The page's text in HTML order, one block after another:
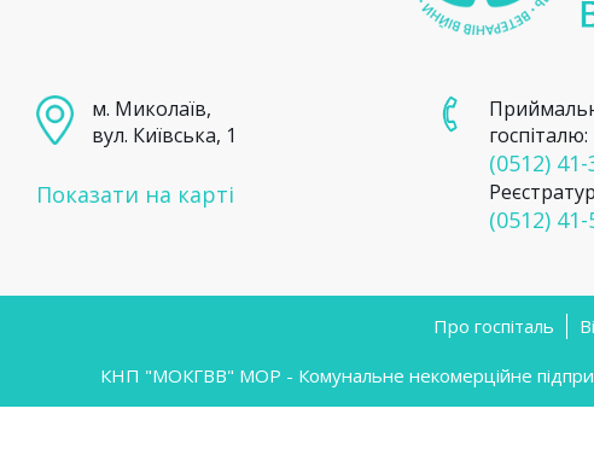
м. Миколаїв,
вул. Київська, 1
Показати на карті
госпіталю:
(0512)
(0512)
Про госпіталь
КНП "МОКГВВ" МОР - Комунальне некомерційне